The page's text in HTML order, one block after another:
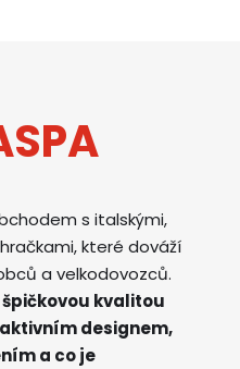
s italskými,
které dováží
a velkodovozců.
kvalitou
designem,
a co je